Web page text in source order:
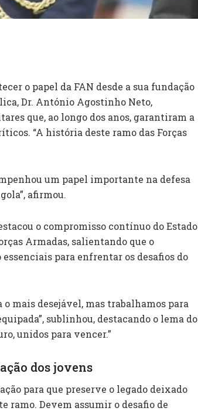
o papel da FAN desde a sua fundação
Dr. António Agostinho Neto,
que, ao longo dos anos, garantiram a
“A história deste ramo das Forças
um papel importante na defesa
afirmou.
o compromisso contínuo do Estado
Armadas, salientando que o
para enfrentar os desafios do
o mais desejável, mas trabalhamos para
sublinhou, destacando o lema do
unidos para vencer.”
dos jovens
para que preserve o legado deixado
ramo. Devem assumir o desafio de